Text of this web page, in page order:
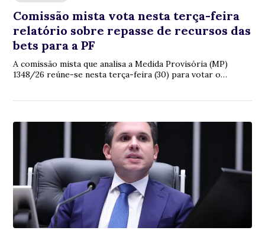
Comissão mista vota nesta terça-feira
relatório sobre repasse de recursos das
bets para a PF
A comissão mista que analisa a Medida Provisória (MP)
1348/26 reúne-se nesta terça-feira (30) para votar o